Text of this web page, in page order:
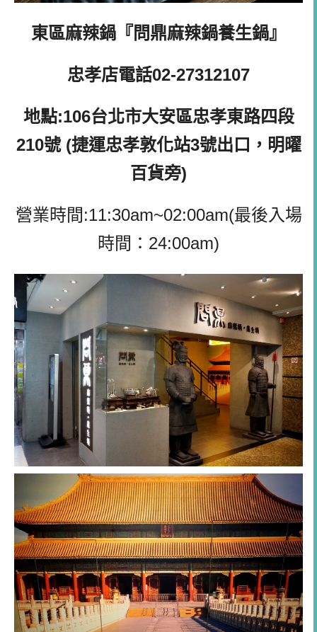
東區麻辣鍋『問鼎麻辣鍋養生鍋』
忠孝店電話02-27312107
地點:106台北市大安區忠孝東路四段
210號 (捷運忠孝敦化站3號出口，明曜
百貨旁)
營業時間:11:30am~02:00am(最後入場
時間：24:00am)